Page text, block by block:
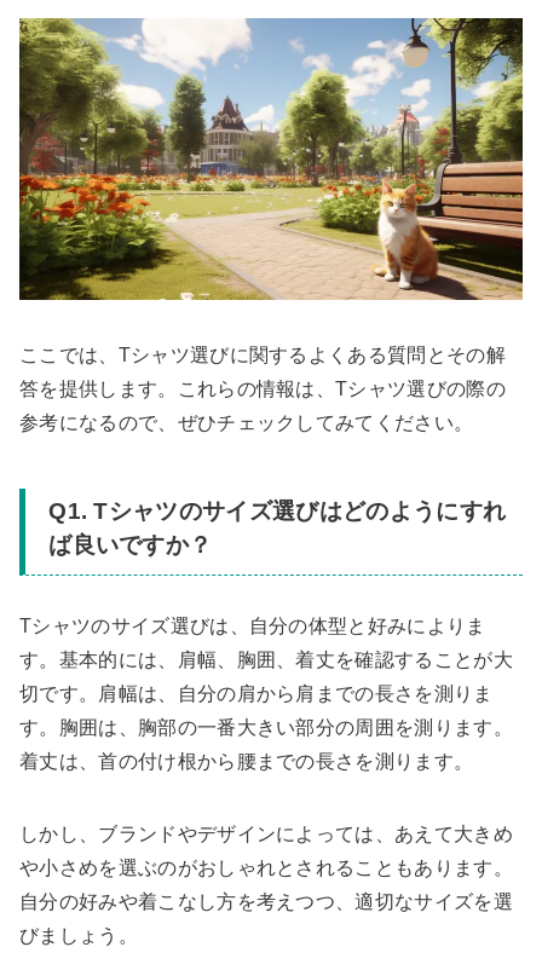
ここでは、Tシャツ選びに関するよくある質問とその解
答を提供します。これらの情報は、Tシャツ選びの際の
参考になるので、ぜひチェックしてみてください。
Q1. Tシャツのサイズ選びはどのようにすれ
ば良いですか？
Tシャツのサイズ選びは、自分の体型と好みによりま
す。基本的には、肩幅、胸囲、着丈を確認することが大
切です。肩幅は、自分の肩から肩までの長さを測りま
す。胸囲は、胸部の一番大きい部分の周囲を測ります。
着丈は、首の付け根から腰までの長さを測ります。
しかし、ブランドやデザインによっては、あえて大きめ
や小さめを選ぶのがおしゃれとされることもあります。
自分の好みや着こなし方を考えつつ、適切なサイズを選
びましょう。